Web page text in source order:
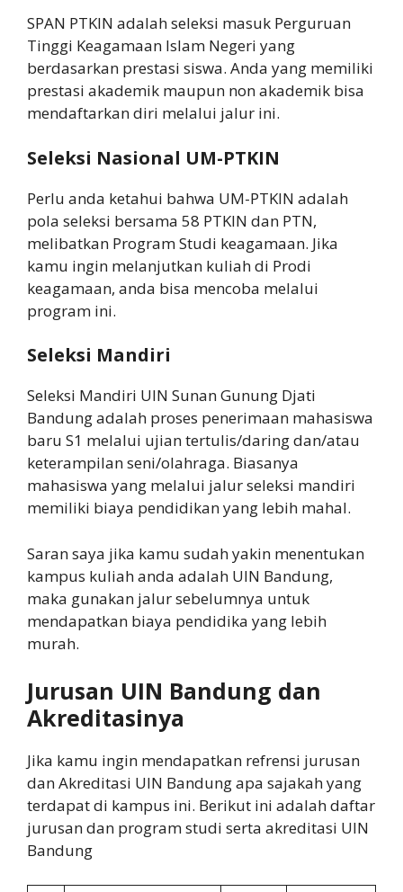
SPAN PTKIN adalah seleksi masuk Perguruan
Tinggi Keagamaan Islam Negeri yang
berdasarkan prestasi siswa. Anda yang memiliki
prestasi akademik maupun non akademik bisa
mendaftarkan diri melalui jalur ini.
Seleksi Nasional UM-PTKIN
Perlu anda ketahui bahwa UM-PTKIN adalah
pola seleksi bersama 58 PTKIN dan PTN,
melibatkan Program Studi keagamaan. Jika
kamu ingin melanjutkan kuliah di Prodi
keagamaan, anda bisa mencoba melalui
program ini.
Seleksi Mandiri
Seleksi Mandiri UIN Sunan Gunung Djati
Bandung adalah proses penerimaan mahasiswa
baru S1 melalui ujian tertulis/daring dan/atau
keterampilan seni/olahraga. Biasanya
mahasiswa yang melalui jalur seleksi mandiri
memiliki biaya pendidikan yang lebih mahal.
Saran saya jika kamu sudah yakin menentukan
kampus kuliah anda adalah UIN Bandung,
maka gunakan jalur sebelumnya untuk
mendapatkan biaya pendidika yang lebih
murah.
Jurusan UIN Bandung dan
Akreditasinya
Jika kamu ingin mendapatkan refrensi jurusan
dan Akreditasi UIN Bandung apa sajakah yang
terdapat di kampus ini. Berikut ini adalah daftar
jurusan dan program studi serta akreditasi UIN
Bandung